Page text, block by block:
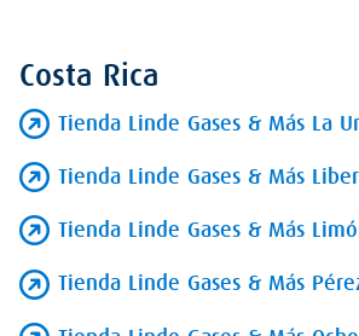
Costa Rica
Tienda Linde Gases & Más La
Tienda Linde Gases & Más
Tienda Linde Gases & Más
Tienda Linde Gases & Más